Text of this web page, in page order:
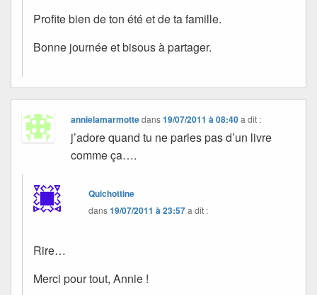
Profite bien de ton été et de ta famille.
Bonne journée et bisous à partager.
annielamarmottedans19/07/2011 à 08:40 a dit :
j’adore quand tu ne parles pas d’un livre
comme ça….
Quichottine
dans19/07/2011 à 23:57a dit :
Rire…
Merci pour tout, Annie !